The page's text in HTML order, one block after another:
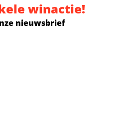
winactie!
nieuwsbrief